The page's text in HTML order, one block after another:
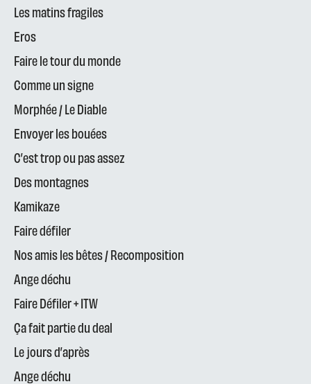
Les matins fragiles
Eros
Faire le tour du monde
Comme un signe
Morphée / Le Diable
Envoyer les bouées
C’est trop ou pas assez
Des montagnes
Kamikaze
Faire défiler
Nos amis les bêtes / Recomposition
Ange déchu
Faire Défiler + ITW
Ça fait partie du deal
Le jours d’après
Ange déchu